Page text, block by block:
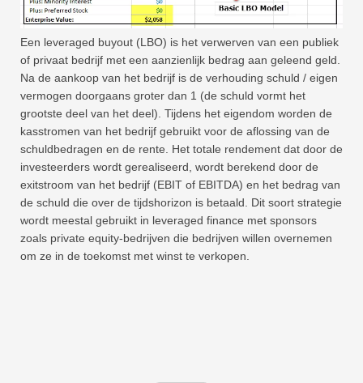
Een leveraged buyout (LBO) is het verwerven van een publiek
of privaat bedrijf met een aanzienlijk bedrag aan geleend geld.
Na de aankoop van het bedrijf is de verhouding schuld / eigen
vermogen doorgaans groter dan 1 (de schuld vormt het
grootste deel van het deel). Tijdens het eigendom worden de
kasstromen van het bedrijf gebruikt voor de aflossing van de
schuldbedragen en de rente. Het totale rendement dat door de
investeerders wordt gerealiseerd, wordt berekend door de
exitstroom van het bedrijf (EBIT of EBITDA) en het bedrag van
de schuld die over de tijdshorizon is betaald. Dit soort strategie
wordt meestal gebruikt in leveraged finance met sponsors
zoals private equity-bedrijven die bedrijven willen overnemen
om ze in de toekomst met winst te verkopen.